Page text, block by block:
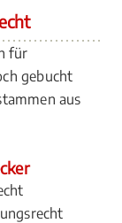
für
gebucht
aus